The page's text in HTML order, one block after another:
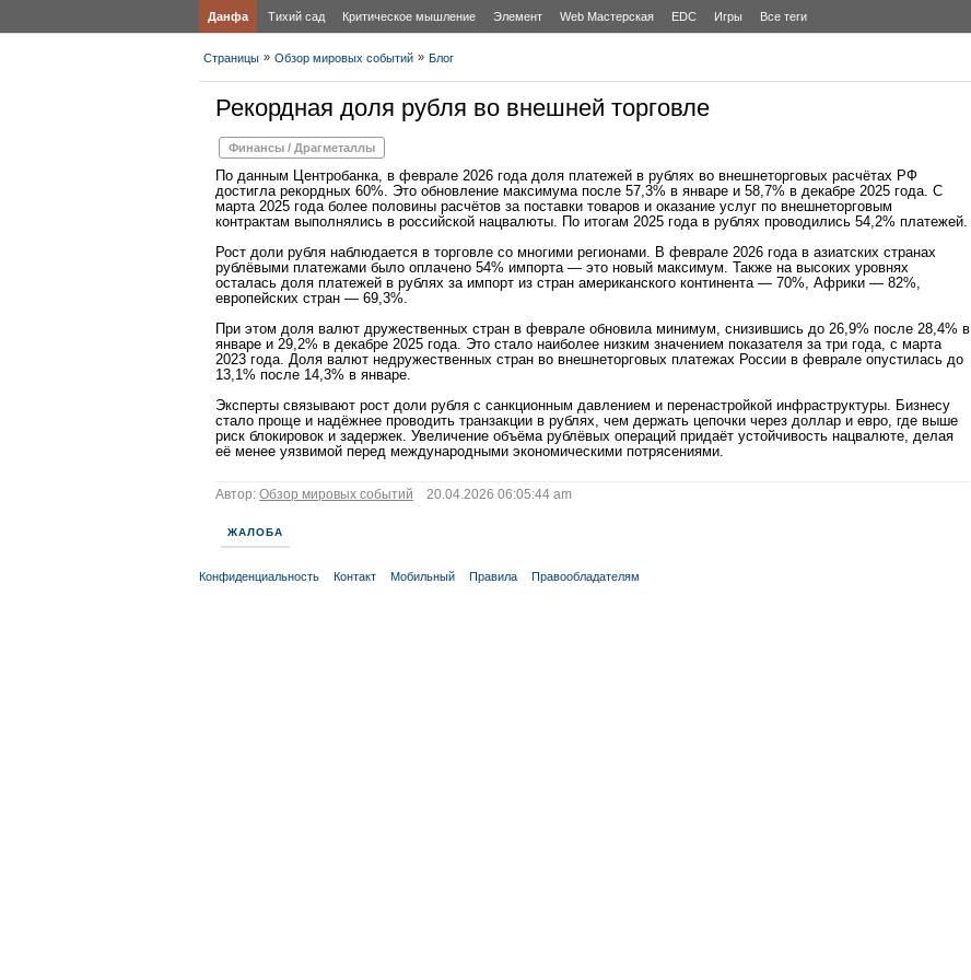
Данфа Тихий сад Критическое мышление Элемент Web Мастерская EDC Игры Все теги
Страницы » Обзор мировых событий » Блог
Рекордная доля рубля во внешней торговле
Финансы / Драгметаллы
По данным Центробанка, в феврале 2026 года доля платежей в рублях во внешнеторговых расчётах РФ
достигла рекордных 60%. Это обновление максимума после 57,3% в январе и 58,7% в декабре 2025 года. С
марта 2025 года более половины расчётов за поставки товаров и оказание услуг по внешнеторговым
контрактам выполнялись в российской нацвалюты. По итогам 2025 года в рублях проводились 54,2% платежей.
Рост доли рубля наблюдается в торговле со многими регионами. В феврале 2026 года в азиатских странах
рублёвыми платежами было оплачено 54% импорта — это новый максимум. Также на высоких уровнях
осталась доля платежей в рублях за импорт из стран американского континента — 70%, Африки — 82%,
европейских стран — 69,3%.
При этом доля валют дружественных стран в феврале обновила минимум, снизившись до 26,9% после 28,4% в
январе и 29,2% в декабре 2025 года. Это стало наиболее низким значением показателя за три года, с марта
2023 года. Доля валют недружественных стран во внешнеторговых платежах России в феврале опустилась до
13,1% после 14,3% в январе.
Эксперты связывают рост доли рубля с санкционным давлением и перенастройкой инфраструктуры. Бизнесу
стало проще и надёжнее проводить транзакции в рублях, чем держать цепочки через доллар и евро, где выше
риск блокировок и задержек. Увеличение объёма рублёвых операций придаёт устойчивость нацвалюте, делая
её менее уязвимой перед международными экономическими потрясениями.
Автор: Обзор мировых событий 20.04.2026 06:05:44 am
ЖАЛОБА
Конфиденциальность Контакт Мобильный Правила Правообладателям